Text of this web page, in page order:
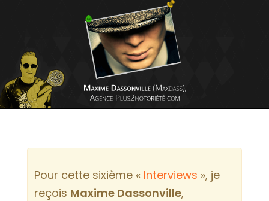
Pour cette sixième « Interviews », je
reçois Maxime Dassonville,